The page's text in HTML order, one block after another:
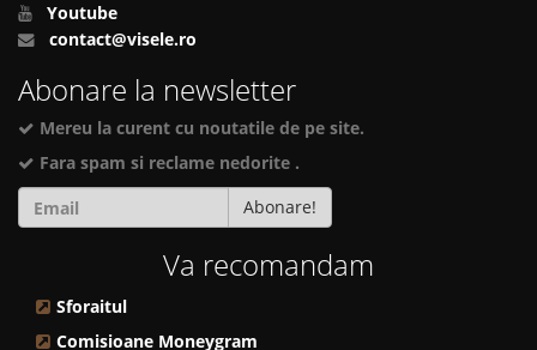
Youtube
contact@visele.ro
Abonare la newsletter
Mereu la curent cu noutatile de pe site.
Fara spam si reclame nedorite .
Abonare!
Va recomandam
Sforaitul
Comisioane Moneygram